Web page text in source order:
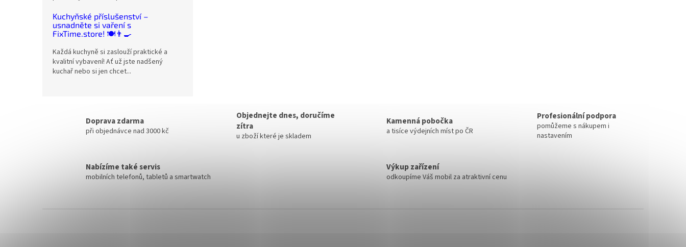
Kuchyňské příslušenství –
usnadněte si vaření s
FixTime.store! 🍽️👨‍🍳
Každá kuchyně si zaslouží praktické a
kvalitní vybavení! Ať už jste nadšený
kuchař nebo si jen chcet...
Doprava zdarma
při objednávce nad 3000 kč
Objednejte dnes, doručíme
zítra
u zboží které je skladem
Kamenná pobočka
a tisíce výdejních míst po ČR
Profesionální podpora
pomůžeme s nákupem i
nastavením
Nabízíme také servis
mobilních telefonů, tabletů a smartwatch
Výkup zařízení
odkoupíme Váš mobil za atraktivní cenu